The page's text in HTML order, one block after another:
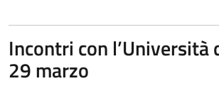
Incontri con l’Università
29 marzo